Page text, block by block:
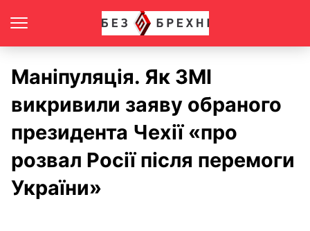
Маніпуляція. Як ЗМІ
викривили заяву обраного
президента Чехії «про
розвал Росії після перемоги
України»